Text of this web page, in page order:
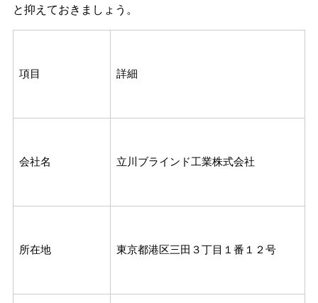
と抑えておきましょう。
項目 詳細
会社名 立川ブラインド工業株式会社
所在地 東京都港区三田３丁目１番１２号